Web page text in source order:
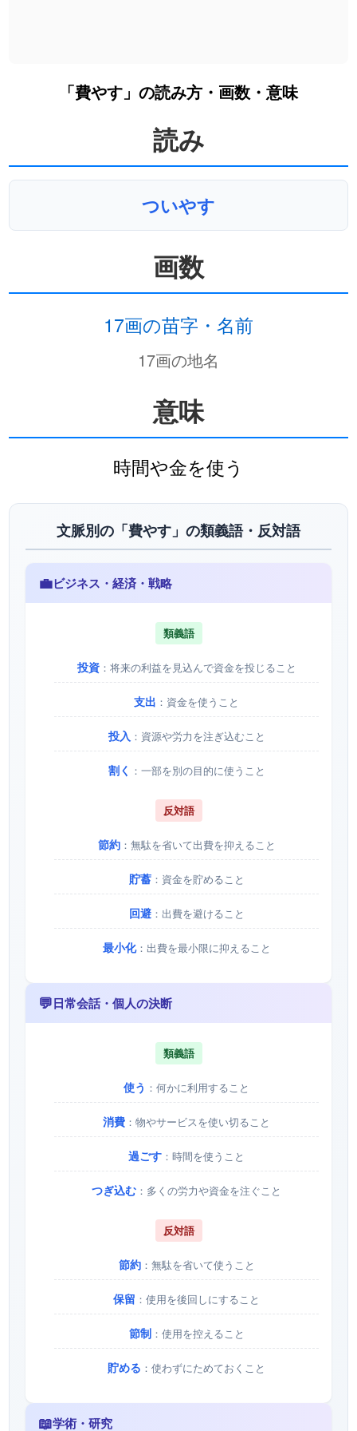
「費やす」の読み方・画数・意味
読み
ついやす
画数
17画の苗字・名前
17画の地名
意味
時間や金を使う
文脈別の「費やす」の類義語・反対語
💼ビジネス・経済・戦略
類義語
投資：将来の利益を見込んで資金を投じること
支出 ：資金を使うこと
投入 ：資源や労力を注ぎ込むこと
割く ：一部を別の目的に使うこと
反対語
節約：無駄を省いて出費を抑えること
貯蓄：資金を貯めること
回避：出費を避けること
最小化：出費を最小限に抑えること
💬日常会話・個人の決断
類義語
使う ：何かに利用すること
消費 ：物やサービスを使い切ること
過ごす ：時間を使うこと
つぎ込む ：多くの労力や資金を注ぐこと
反対語
節約：無駄を省いて使うこと
保留 ：使用を後回しにすること
節制：使用を控えること
貯める ：使わずにためておくこと
📖学術・研究